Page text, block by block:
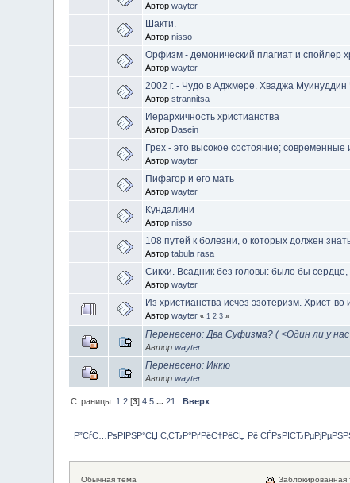
Авторwayter
Шакти.
Авторnisso
Орфизм - демонический плагиат и спойлер
Авторwayter
2002 г. - Чудо в Аджмере. Хваджа
Авторstrannitsa
Иерархичность христианства
Автор Dasein
Грех - это высокое состояние; cовременные
Авторwayter
Пифагор и его мать
Авторwayter
Кундалини
Авторnisso
108 путей к болезни, о которых должен
Авторtabula rasa
Сикхи. Всадник без головы: было бы
Авторwayter
Из христианства исчез эзотеризм. Христ-
Авторwayter «1 2 3 »
Перенесено: Два Суфизма? ( <Один ли у
Авторwayter
Перенесено: Иккю
Авторwayter
Страницы:1 2 [3]4 5 ...21 Вверх
Р”СѓС…РѕРІРЅР°СЏ С‚СЂР°РґРёС†РёСЏ Рё
Обычная тема Заблокированная